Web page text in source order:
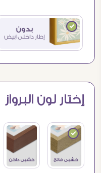
إختار لون البرواز